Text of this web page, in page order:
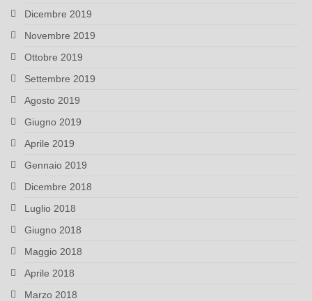
Dicembre 2019
Novembre 2019
Ottobre 2019
Settembre 2019
Agosto 2019
Giugno 2019
Aprile 2019
Gennaio 2019
Dicembre 2018
Luglio 2018
Giugno 2018
Maggio 2018
Aprile 2018
Marzo 2018